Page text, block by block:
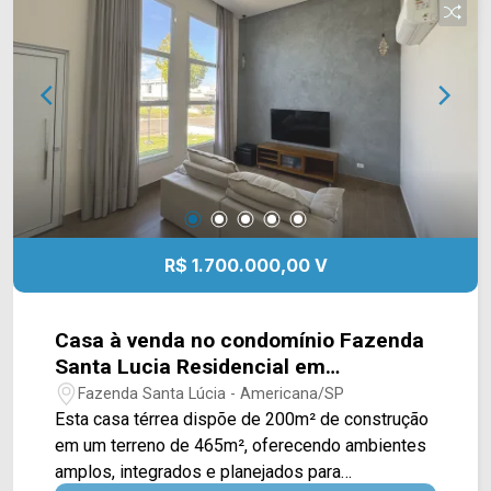
Supermercados Pague Menos e Delta
Supermercados, além de farmácias, escolas e
outros serviços essenciais. A região também
oferece fácil acesso à Avenida Brasil e à Rodovia
Luiz de Queiroz (SP-304), facilitando os
deslocamentos por Americana e região. Entre em
contato com a equipe da Arbix Imóveis e agende
sua visita! WhatsApp e telefone: (19) 3475-4546
Arbix Imóveis - Presente em cada momento.
R$ 1.700.000,00 V
Casa à venda no condomínio Fazenda
Santa Lucia Residencial em
Americana/SP
Fazenda Santa Lúcia - Americana/SP
Esta casa térrea dispõe de 200m² de construção
em um terreno de 465m², oferecendo ambientes
amplos, integrados e planejados para